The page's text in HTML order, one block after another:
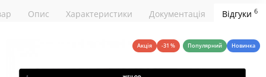
Опис Характеристики Документація Відгуки 6
Акція -31 % Популярний Новинка